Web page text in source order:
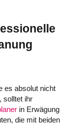
es absolut nicht
solltet ihr
in Erwägung
die mit beiden